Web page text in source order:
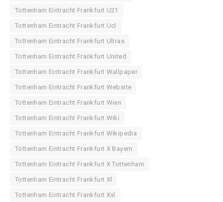
Tottenham Eintracht Frankfurt U21
Tottenham Eintracht Frankfurt Ucl
Tottenham Eintracht Frankfurt Ultras
Tottenham Eintracht Frankfurt United
Tottenham Eintracht Frankfurt Wallpaper
Tottenham Eintracht Frankfurt Website
Tottenham Eintracht Frankfurt Wien
Tottenham Eintracht Frankfurt Wiki
Tottenham Eintracht Frankfurt Wikipedia
Tottenham Eintracht Frankfurt X Bayern
Tottenham Eintracht Frankfurt X Tottenham
Tottenham Eintracht Frankfurt Xl
Tottenham Eintracht Frankfurt Xxl